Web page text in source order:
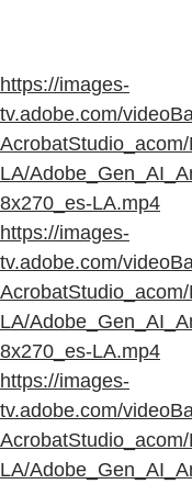
https://images-
tv.adobe.com/
LA/
8x270_es-LA.mp4
https://images-
tv.adobe.com/
LA/
8x270_es-LA.mp4
https://images-
tv.adobe.com/
LA/